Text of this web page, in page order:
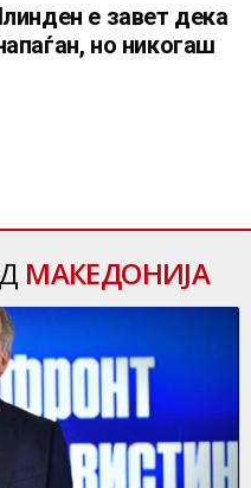
е завет дека
но никогаш
МАКЕДОНИЈА